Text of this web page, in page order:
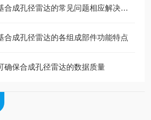
简述便携式地基合成孔径雷达的常见问题相应解决方法
合成孔径雷达的各组成部件功能特点
确保合成孔径雷达的数据质量